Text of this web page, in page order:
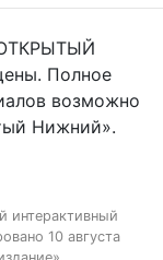
ОТКРЫТЫЙ
Полное
возможно
Нижний».
интерактивный
10 августа